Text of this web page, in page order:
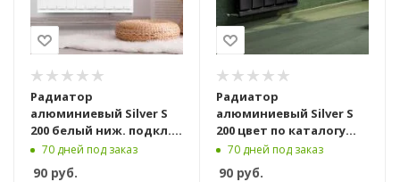
Радиатор
алюминиевый Silver S
200 белый ниж. подкл.
[1 секция]
70 дней под заказ
90 руб.
Радиатор
алюминиевый Silver S
200 цвет по каталогу
RAL ниж. подкл. [1
секция]
70 дней под заказ
90 руб.